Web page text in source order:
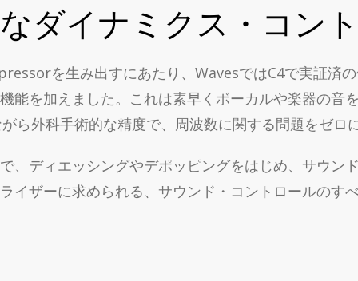
ダイナミクス・コン
を生み出すにあたり、WavesではC4で実証済
能を加えました。これは素早くボーカルや楽器の
ら外科手術的な精度で、周波数に関する問題をゼロ
、ディエッシングやデポッピングをはじめ、サウン
イザーに求められる、サウンド・コントロールのすべ